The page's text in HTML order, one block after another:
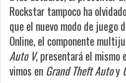
Rockstar tampoco ha
que el nuevo modo de juego
Online, el componente
Auto V, presentará el mismo
vimos en Grand Theft Autoy